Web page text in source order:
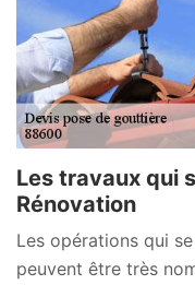
Les travaux qui
Rénovation
Les opérations qui
peuvent être très